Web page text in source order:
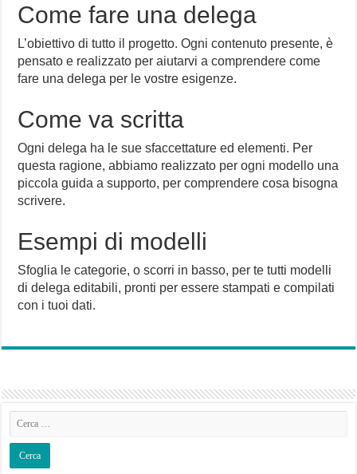
Come fare una delega
L’obiettivo di tutto il progetto. Ogni contenuto presente, è
pensato e realizzato per aiutarvi a comprendere come
fare una delega per le vostre esigenze.
Come va scritta
Ogni delega ha le sue sfaccettature ed elementi. Per
questa ragione, abbiamo realizzato per ogni modello una
piccola guida a supporto, per comprendere cosa bisogna
scrivere.
Esempi di modelli
Sfoglia le categorie, o scorri in basso, per te tutti modelli
di delega editabili, pronti per essere stampati e compilati
con i tuoi dati.